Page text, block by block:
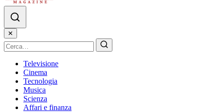
✕
Televisione
Cinema
Tecnologia
Musica
Scienza
Affari e finanza